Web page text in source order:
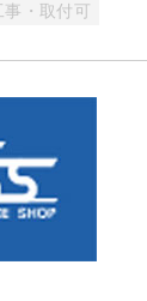
事・取付可